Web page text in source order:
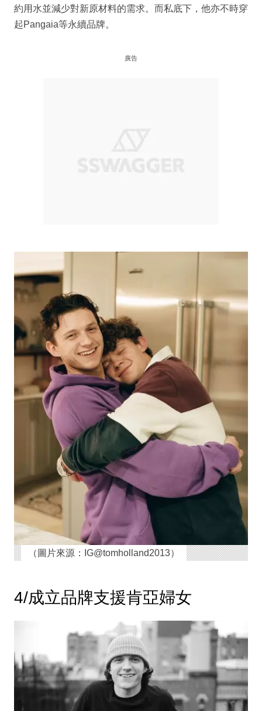
約用水並減少對新原材料的需求。而私底下，他亦不時穿
起Pangaia等永續品牌。
廣告
（圖片來源：IG@tomholland2013）
4/成立品牌支援肯亞婦女